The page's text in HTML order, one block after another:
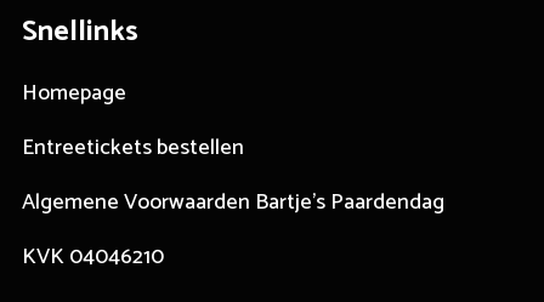
Snellinks
Homepage
Entreetickets bestellen
Algemene Voorwaarden Bartje's Paardendag
KVK 04046210